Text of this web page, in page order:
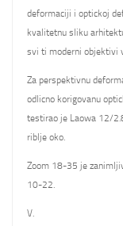
deformaciji i optickoj
kvalitetnu sliku
svi ti moderni objektivi
Za perspektivnu
odlicno korigovanu
testirao je Laowa 12/
riblje oko.
Zoom 18-35 je
10-22.
V.